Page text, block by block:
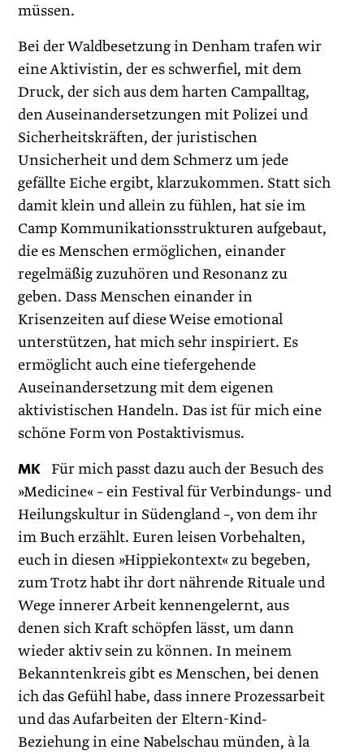
müssen.
Bei der Waldbesetzung in Denham trafen wir
eine Aktivistin, der es schwerfiel, mit dem
Druck, der sich aus dem harten Campalltag,
den Auseinandersetzungen mit Polizei und
Sicherheitskräften, der juristischen
Unsicherheit und dem Schmerz um jede
gefällte Eiche ergibt, klarzukommen. Statt sich
damit klein und allein zu fühlen, hat sie im
Camp Kommunikationsstrukturen aufgebaut,
die es Menschen ermöglichen, einander
regelmäßig zuzuhören und Resonanz zu
geben. Dass Menschen einander in
Krisenzeiten auf diese Weise emotional
unterstützen, hat mich sehr inspiriert. Es
ermöglicht auch eine tiefergehende
Auseinandersetzung mit dem eigenen
aktivistischen Handeln. Das ist für mich eine
schöne Form von Postaktivismus.
MK Für mich passt dazu auch der Besuch des
»Medicine« – ein Festival für Verbindungs- und
Heilungskultur in Südengland –, von dem ihr
im Buch erzählt. Euren leisen Vorbehalten,
euch in diesen »Hippiekontext« zu begeben,
zum Trotz habt ihr dort nährende Rituale und
Wege innerer Arbeit kennengelernt, aus
denen sich Kraft schöpfen lässt, um dann
wieder aktiv sein zu können. In meinem
Bekanntenkreis gibt es Menschen, bei denen
ich das Gefühl habe, dass innere Prozessarbeit
und das Aufarbeiten der Eltern-Kind-
Beziehung in eine Nabelschau münden, à la